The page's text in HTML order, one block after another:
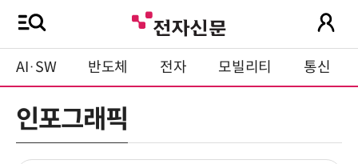
AI·SW 반도체 전자 모빌리티 통신
인포그래픽